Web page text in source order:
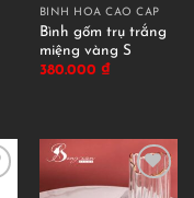
BÌNH HOA CAO CẤP
Bình gốm trụ trắng
miệng vàng S
380.000 ₫